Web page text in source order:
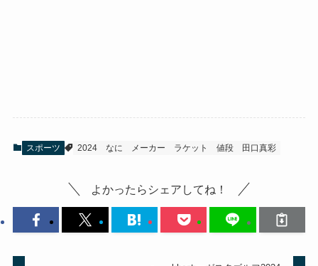
スポーツ 2024 なに メーカー ラケット 値段 田口真彩
よかったらシェアしてね！